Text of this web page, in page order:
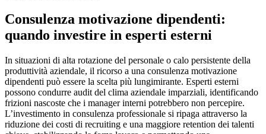
Consulenza motivazione dipendenti:
quando investire in esperti esterni
In situazioni di alta rotazione del personale o calo persistente della
produttività aziendale, il ricorso a una consulenza motivazione
dipendenti può essere la scelta più lungimirante. Esperti esterni
possono condurre audit del clima aziendale imparziali, identificando
frizioni nascoste che i manager interni potrebbero non percepire.
L’investimento in consulenza professionale si ripaga attraverso la
riduzione dei costi di recruiting e una maggiore retention dei talenti